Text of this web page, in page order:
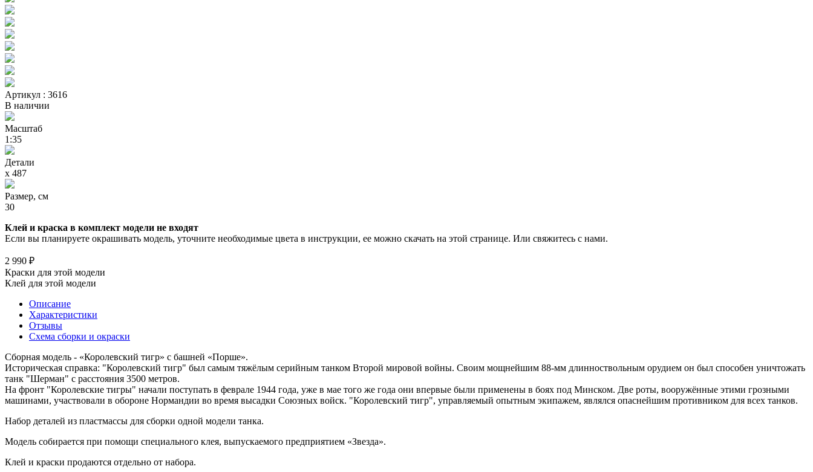
Артикул : 3616
В наличии
Масштаб
1:35
Детали
х 487
Размер, см
30
Клей и краска в комплект модели не входят
Если вы планируете окрашивать модель, уточните необходимые цвета в инструкции, ее можно скачать на этой странице. Или свяжитесь с нами.
2 990 ₽
Краски для этой модели
Клей для этой модели
Описание
Характеристики
Отзывы
Схема сборки и окраски
Сборная модель - «Королевский тигр» с башней «Порше».
Историческая справка: "Королевский тигр" был самым тяжёлым серийным танком Второй мировой войны. Своим мощнейшим 88-мм длинноствольным орудием он был способен уничтожать
танк "Шерман" с расстояния 3500 метров.
На фронт "Королевские тигры" начали поступать в феврале 1944 года, уже в мае того же года они впервые были применены в боях под Минском. Две роты, вооружённые этими грозными
машинами, участвовали в обороне Нормандии во время высадки Союзных войск. "Королевский тигр", управляемый опытным экипажем, являлся опаснейшим противником для всех танков.
Набор деталей из пластмассы для сборки одной модели танка.
Модель собирается при помощи специального клея, выпускаемого предприятием «Звезда».
Клей и краски продаются отдельно от набора.